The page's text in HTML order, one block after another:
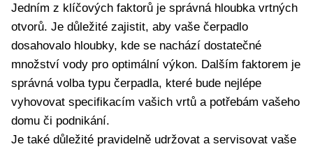
Jedním z klíčových faktorů je správná hloubka vrtných
otvorů. Je důležité zajistit, aby vaše čerpadlo
dosahovalo hloubky, kde se nachází dostatečné
množství vody pro optimální výkon. Dalším faktorem je
správná volba typu čerpadla, které bude nejlépe
vyhovovat specifikacím vašich vrtů a potřebám vašeho
domu či podnikání.
Je také důležité pravidelně udržovat a servisovat vaše